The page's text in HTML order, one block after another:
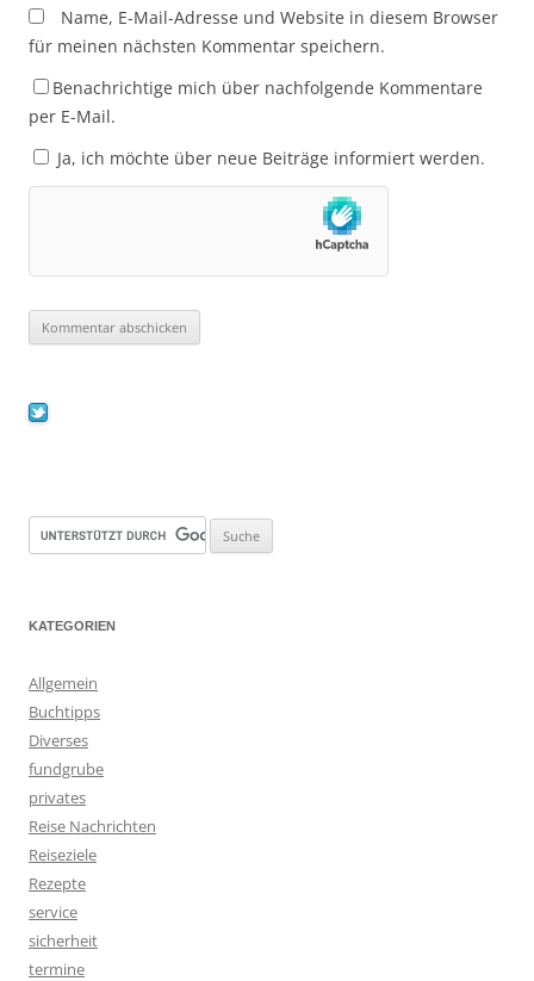
Name, E-Mail-Adresse und Website in diesem Browser
für meinen nächsten Kommentar speichern.
Benachrichtige mich über nachfolgende Kommentare
per E-Mail.
Ja, ich möchte über neue Beiträge informiert werden.
KATEGORIEN
Allgemein
Buchtipps
Diverses
fundgrube
privates
Reise Nachrichten
Reiseziele
Rezepte
service
sicherheit
termine